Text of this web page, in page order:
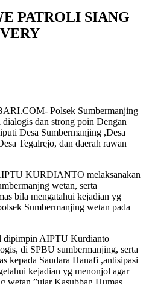
PATROLI SIANG
Polsek Sumbermanjing
dan strong poin Dengan
Desa Sumbermanjing ,Desa
Tegalrejo, dan daerah rawan
KURDIANTO melaksanakan
wetan, serta
bila mengatahui kejadian yg
Sumbermanjing wetan pada
dipimpin AIPTU Kurdianto
di SPBU sumbermanjing, serta
kepada Saudara Hanafi ,antisipasi
kejadian yg menonjol agar
wetan,”ujar Kasubbag Humas